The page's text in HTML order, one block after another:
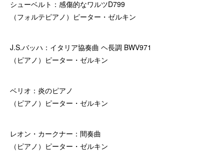
シューベルト：感傷的なワルツD799
（フォルテピアノ）ピーター・ゼルキン
J.S.バッハ：イタリア協奏曲 ヘ長調 BWV971
（ピアノ）ピーター・ゼルキン
ベリオ：炎のピアノ
（ピアノ）ピーター・ゼルキン
レオン・カークナー：間奏曲
（ピアノ）ピーター・ゼルキン